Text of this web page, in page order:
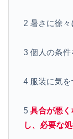
2 暑さに徐
3 個人の条件
4 服装に気を
5 具合が悪
し、必要な